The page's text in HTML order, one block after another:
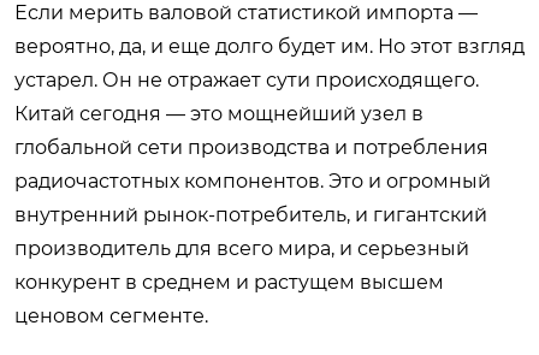
Если мерить валовой статистикой импорта —
вероятно, да, и еще долго будет им. Но этот взгляд
устарел. Он не отражает сути происходящего.
Китай сегодня — это мощнейший узел в
глобальной сети производства и потребления
радиочастотных компонентов. Это и огромный
внутренний рынок-потребитель, и гигантский
производитель для всего мира, и серьезный
конкурент в среднем и растущем высшем
ценовом сегменте.